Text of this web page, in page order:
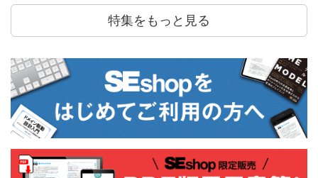
特集をもっと見る